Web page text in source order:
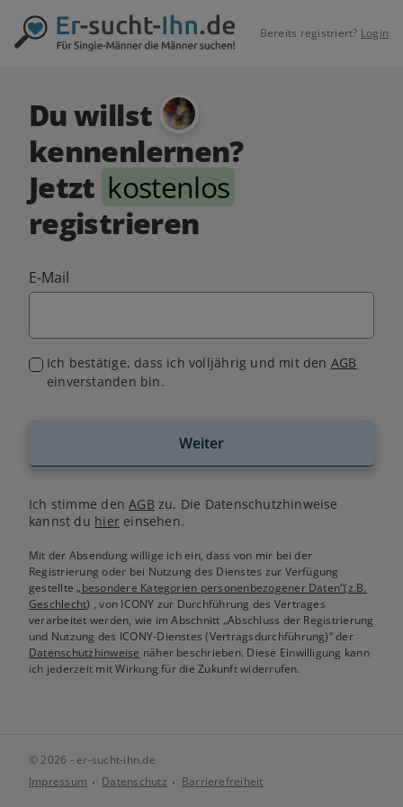
Bereits registriert? Login
Du willst
kennenlernen?
Jetzt kostenlos
registrieren
E-Mail
Ich bestätige, dass ich volljährig und mit den AGB
einverstanden bin.
Weiter
Ich stimme denAGB zu. Die Datenschutzhinweise
kannst du hiereinsehen.
Mit der Absendung willige ich ein, dass von mir bei der
Registrierung oder bei Nutzung des Dienstes zur Verfügung
gestellte„besondere Kategorien personenbezogener Daten“(z.B.
Geschlecht) , von ICONY zur Durchführung des Vertrages
verarbeitet werden, wie im Abschnitt „Abschluss der Registrierung
und Nutzung des ICONY-Dienstes (Vertragsdurchführung)“ der
Datenschutzhinweise näher beschrieben. Diese Einwilligung kann
ich jederzeit mit Wirkung für die Zukunft widerrufen.
© 2026 - er-sucht-ihn.de
Impressum
Datenschutz Barrierefreiheit